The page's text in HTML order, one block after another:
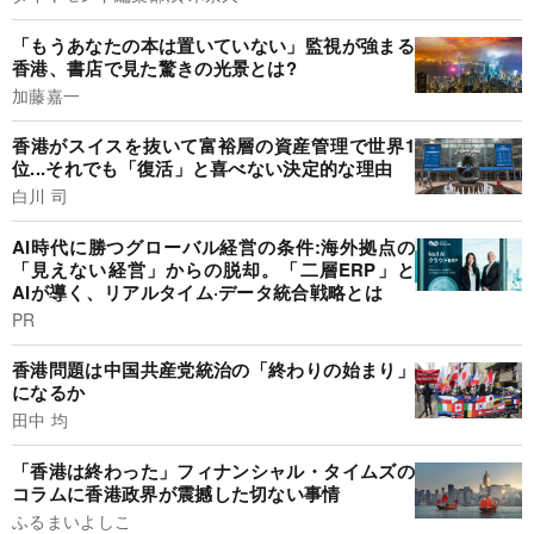
「もうあなたの本は置いていない」監視が強まる
香港、書店で見た驚きの光景とは?
加藤嘉一
香港がスイスを抜いて富裕層の資産管理で世界1
位...それでも「復活」と喜べない決定的な理由
白川 司
AI時代に勝つグローバル経営の条件:海外拠点の
「見えない経営」からの脱却。「二層ERP」と
AIが導く、リアルタイム·データ統合戦略とは
PR
香港問題は中国共産党統治の「終わりの始まり」
になるか
田中 均
「香港は終わった」フィナンシャル・タイムズの
コラムに香港政界が震撼した切ない事情
ふるまいよしこ